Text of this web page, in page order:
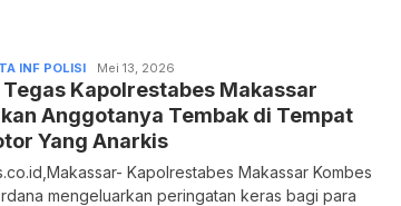
INF POLISI Admin
Mei 13, 2026
Kapolrestabes Makassar
Anggotanya Tembak di Tempat
Yang Anarkis
Kapolrestabes Makassar Kombes
mengeluarkan peringatan keras bagi para